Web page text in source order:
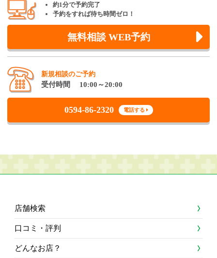
約1分で予約完了
予約をすれば待ち時間ゼロ！
無料相談 WEB予約
新規相談のご予約
受付時間 10:00～20:00
0594-86-2320 電話する
店舗検索
口コミ・評判
どんなお店？